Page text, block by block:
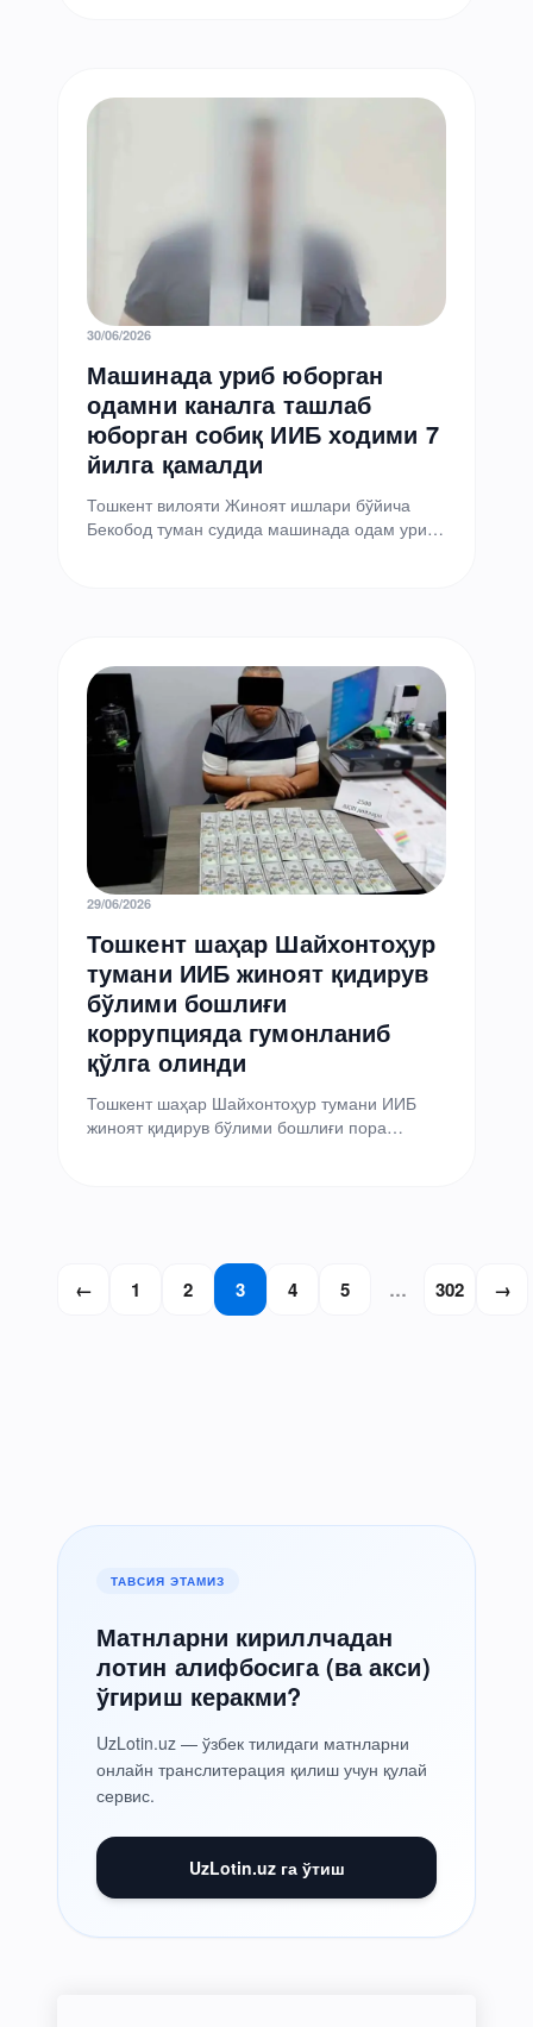
30/06/2026
Машинада уриб юборган
одамни каналга ташлаб
юборган собиқ ИИБ ходими 7
йилга қамалди
Тошкент вилояти Жиноят ишлари бўйича
Бекобод туман судида машинада одам уриб
29/06/2026
Тошкент шаҳар Шайхонтоҳур
тумани ИИБ жиноят қидирув
бўлими бошлиғи
коррупцияда гумонланиб
қўлга олинди
Тошкент шаҳар Шайхонтоҳур тумани ИИБ
жиноят қидирув бўлими бошлиғи пора
pagination
← 1 2 3 4 5 … 302 →
ТАВСИЯ ЭТАМИЗ
Матнларни кириллчадан
лотин алифбосига (ва акси)
ўгириш керакми?
UzLotin.uz — ўзбек тилидаги матнларни
онлайн транслитерация қилиш учун қулай
сервис.
UzLotin.uz га ўтиш